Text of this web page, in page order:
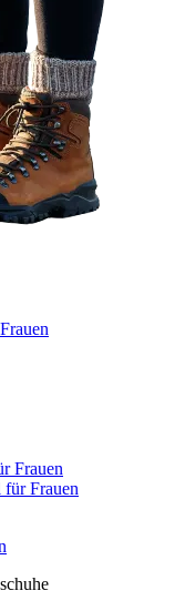
Frauen
für Frauen